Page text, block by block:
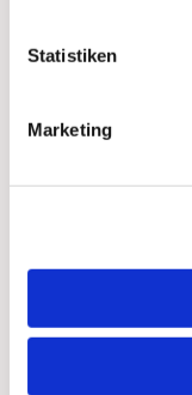
Statistiken
Marketing